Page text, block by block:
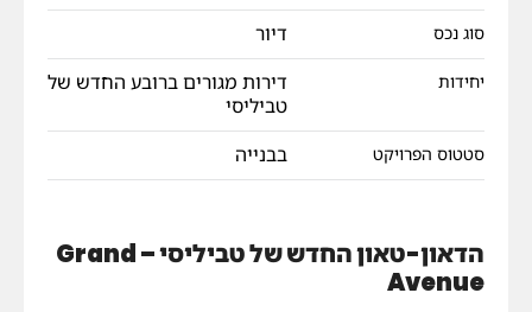
סוג נכס דיור
יחידות
דירות מגורים ברובע החדש של
טביליסי
סטטוס הפרויקט בבנייה
הדאון-טאון החדש של טביליסי – Grand
Avenue